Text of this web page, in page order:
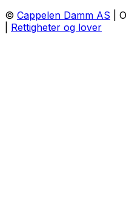
© Cappelen Damm AS |
Rettigheter og lover